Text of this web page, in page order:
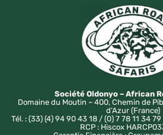
Société Oldonyo – African
Domaine du Moutin – 400, Chemin de
d’Azur (France)
Tél. : (33) (4) 94 90 43 18 / (0) 7 78 11 34
RCP : Hiscox